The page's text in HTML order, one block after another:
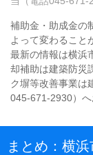
補助金・助成金の
よって変わること
最新の情報は横浜
却補助は建築防災
ク塀等改善事業は
045-671-2930）へ
まとめ：横